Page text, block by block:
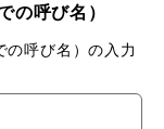
の呼び名）
呼び名）の入力